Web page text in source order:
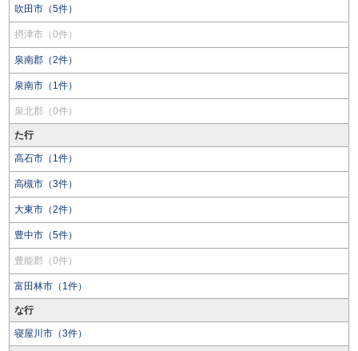
吹田市（5件）
摂津市（0件）
泉南郡（2件）
泉南市（1件）
泉北郡（0件）
た行
高石市（1件）
高槻市（3件）
大東市（2件）
豊中市（5件）
豊能郡（0件）
富田林市（1件）
な行
寝屋川市（3件）